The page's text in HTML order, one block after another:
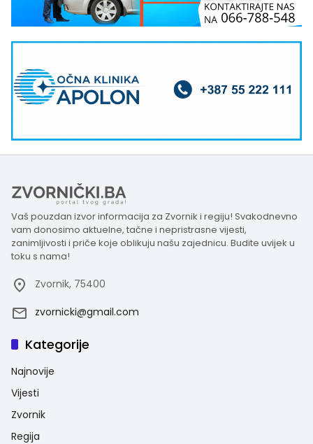
Vaš pouzdan izvor informacija za Zvornik i regiju! Svakodnevno
vam donosimo aktuelne, tačne i nepristrasne vijesti,
zanimljivosti i priče koje oblikuju našu zajednicu. Budite uvijek u
toku s nama!
Zvornik, 75400
zvornicki@gmail.com
Kategorije
Najnovije
Vijesti
Zvornik
Regija